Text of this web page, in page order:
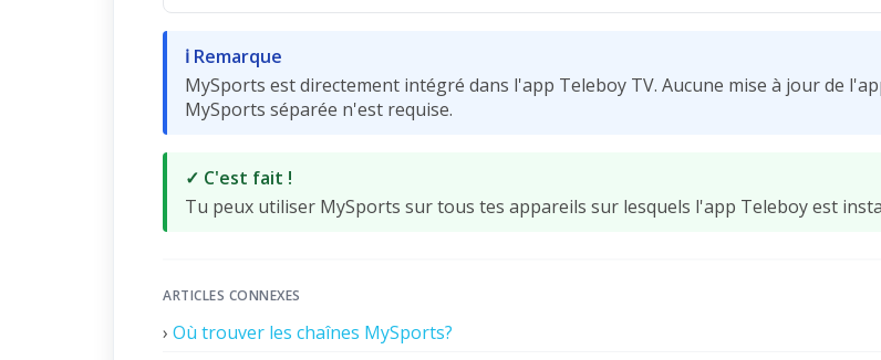
ℹ Remarque
MySports est directement intégré dans l'app Teleboy TV. Aucune mise à jour de
MySports séparée n'est requise.
✓ C'est fait !
Tu peux utiliser MySports sur tous tes appareils sur lesquels l'app Teleboy est
ARTICLES CONNEXES
› Où trouver les chaînes MySports?